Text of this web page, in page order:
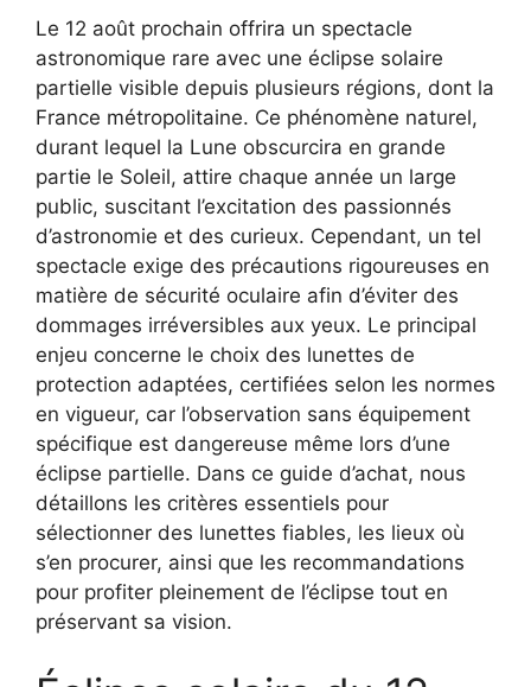
Le 12 août prochain offrira un spectacle
astronomique rare avec une éclipse solaire
partielle visible depuis plusieurs régions, dont la
France métropolitaine. Ce phénomène naturel,
durant lequel la Lune obscurcira en grande
partie le Soleil, attire chaque année un large
public, suscitant l’excitation des passionnés
d’astronomie et des curieux. Cependant, un tel
spectacle exige des précautions rigoureuses en
matière de sécurité oculaire afin d’éviter des
dommages irréversibles aux yeux. Le principal
enjeu concerne le choix des lunettes de
protection adaptées, certifiées selon les normes
en vigueur, car l’observation sans équipement
spécifique est dangereuse même lors d’une
éclipse partielle. Dans ce guide d’achat, nous
détaillons les critères essentiels pour
sélectionner des lunettes fiables, les lieux où
s’en procurer, ainsi que les recommandations
pour profiter pleinement de l’éclipse tout en
préservant sa vision.